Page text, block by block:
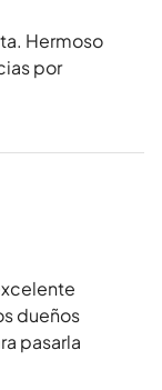
Hermoso
por
dueños
pasarla